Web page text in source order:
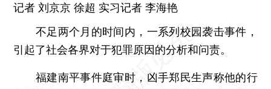
记者 刘京京 徐超 实习记者 李海艳
不足两个月的时间内，一系列校园袭击事件，
引起了社会各界对于犯罪原因的分析和问责。
福建南平事件庭审时，凶手郑民生声称他的行